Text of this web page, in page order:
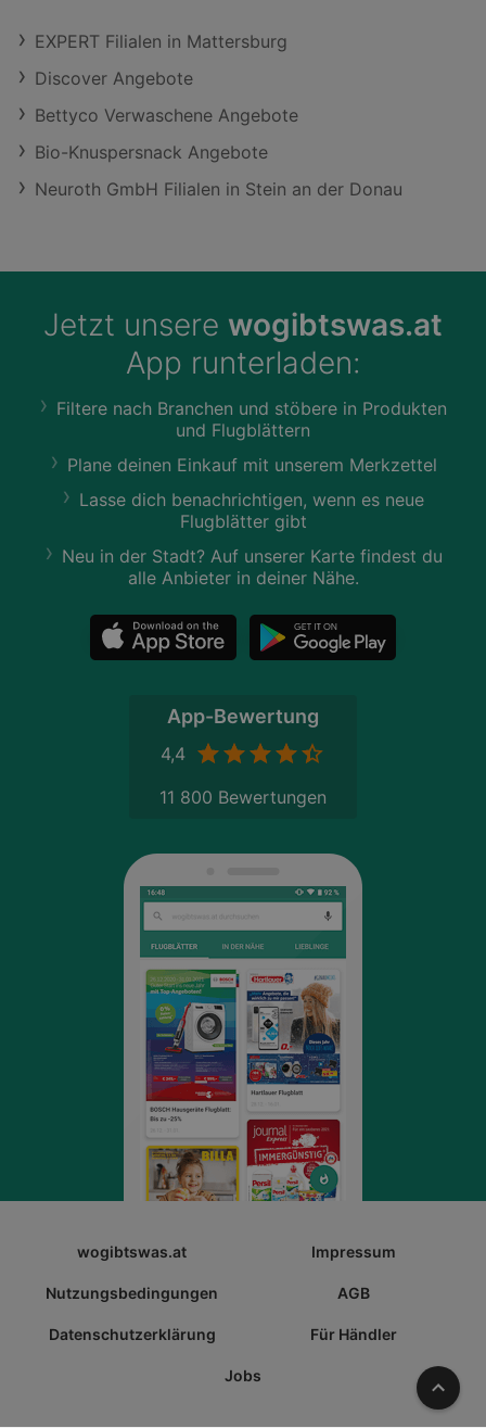
EXPERT Filialen in Mattersburg
Discover Angebote
Bettyco Verwaschene Angebote
Bio-Knuspersnack Angebote
Neuroth GmbH Filialen in Stein an der Donau
Jetzt unsere wogibtswas.at
App runterladen:
Filtere nach Branchen und stöbere in Produkten
und Flugblättern
Plane deinen Einkauf mit unserem Merkzettel
Lasse dich benachrichtigen, wenn es neue
Flugblätter gibt
Neu in der Stadt? Auf unserer Karte findest du
alle Anbieter in deiner Nähe.
App-Bewertung
4,4
11 800 Bewertungen
wogibtswas.at Impressum
Nutzungsbedingungen AGB
Datenschutzerklärung Für Händler
Jobs Nach